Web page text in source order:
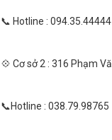
📞 Hotline : 094.35.44444
💠 Cơ sở 2 : 316 Phạm
📞Hotline : 038.79.98765